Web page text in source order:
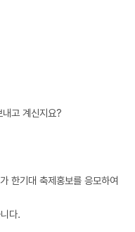
고 계신지요?
한기대 축제홍보를 응모하여
다.